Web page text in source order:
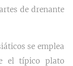
de drenante
se emplea
el típico plato